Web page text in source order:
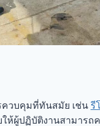
ควบคุมที่ทันสมัย เช่น รี
ให้ผู้ปฏิบัติงานสามารถ